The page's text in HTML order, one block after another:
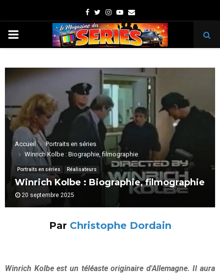
Facebook
TwitterInstagram
Youtube
Email
PRIMARY
Accueil
Portraits en séries
Winrich Kolbe : Biographie, filmographie
Portraits en séries Réalisateurs
Winrich Kolbe : Biographie, filmographie
20 septembre 2025
Par Christophe Dordain
Winrich Kolbe est un téléaste originaire d'Allemagne. Il aura